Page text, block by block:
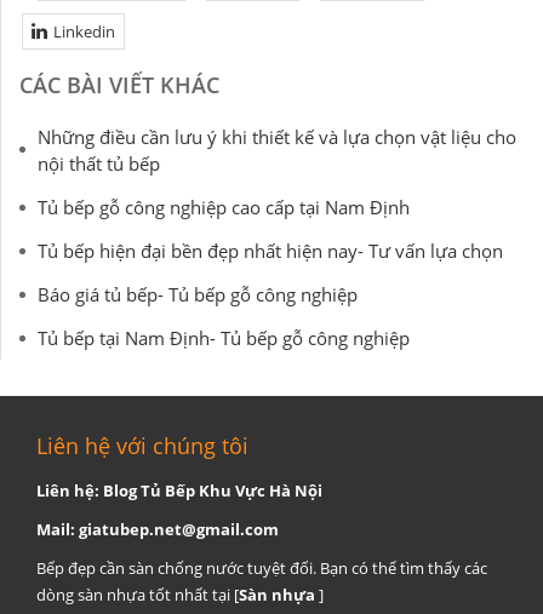
Linkedin
CÁC BÀI VIẾT KHÁC
Những điều cần lưu ý khi thiết kế và lựa chọn vật liệu cho
nội thất tủ bếp
Tủ bếp gỗ công nghiệp cao cấp tại Nam Định
Tủ bếp hiện đại bền đẹp nhất hiện nay- Tư vấn lựa chọn
Báo giá tủ bếp- Tủ bếp gỗ công nghiệp
Tủ bếp tại Nam Định- Tủ bếp gỗ công nghiệp
Liên hệ với chúng tôi
Liên hệ: Blog Tủ Bếp Khu Vực Hà Nội
Mail: giatubep.net@gmail.com
Bếp đẹp cần sàn chống nước tuyệt đối. Bạn có thể tìm thấy các
dòng sàn nhựa tốt nhất tại [Sàn nhựa ]